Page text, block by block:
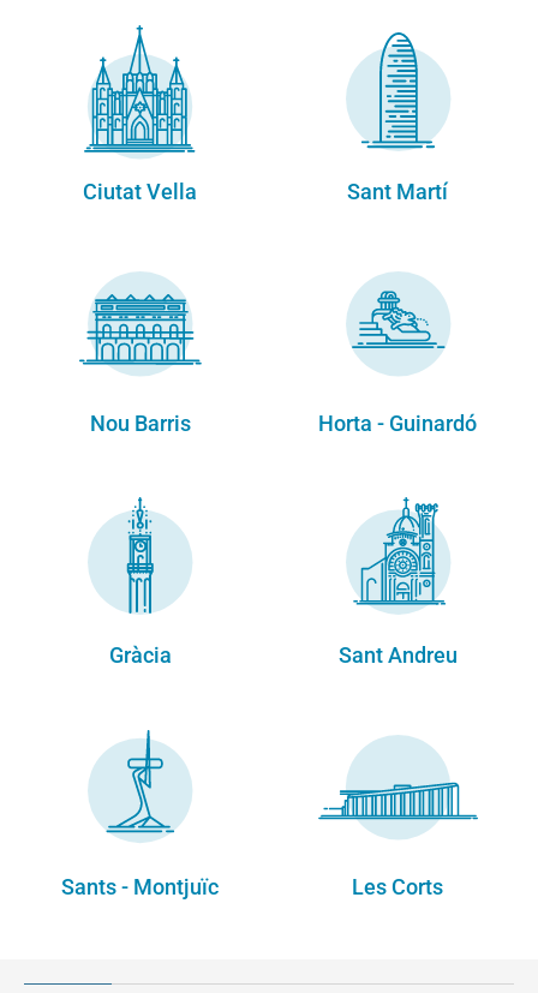
Ciutat Vella Sant Martí
Nou Barris Horta - Guinardó
Gràcia Sant Andreu
Sants - Montjuïc Les Corts